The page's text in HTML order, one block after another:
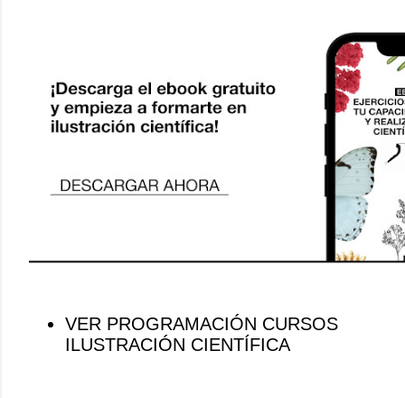
VER PROGRAMACIÓN CURSOS
ILUSTRACIÓN CIENTÍFICA